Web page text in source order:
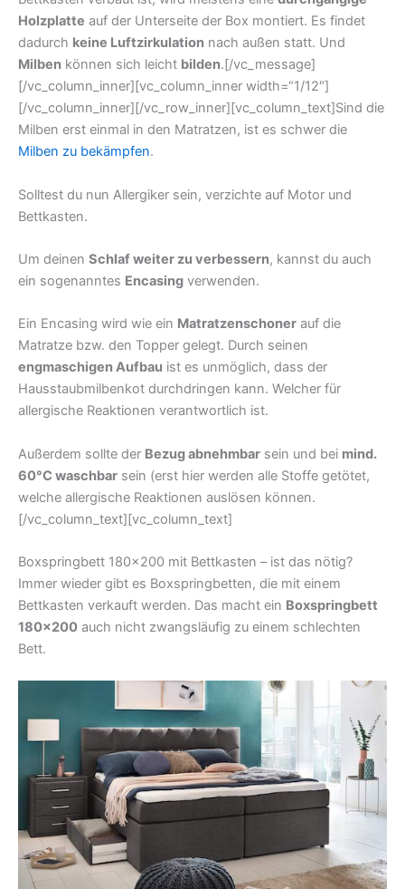
Holzplatte auf der Unterseite der Box montiert. Es findet
dadurch keine Luftzirkulation nach außen statt. Und
Milben können sich leicht bilden.[/vc_message]
[/vc_column_inner][vc_column_inner width=“1/12″]
[/vc_column_inner][/vc_row_inner][vc_column_text]Sind die
Milben erst einmal in den Matratzen, ist es schwer die
Milben zu bekämpfen.
Solltest du nun Allergiker sein, verzichte auf Motor und
Bettkasten.
Um deinen Schlaf weiter zu verbessern, kannst du auch
ein sogenanntes Encasing verwenden.
Ein Encasing wird wie ein Matratzenschoner auf die
Matratze bzw. den Topper gelegt. Durch seinen
engmaschigen Aufbau ist es unmöglich, dass der
Hausstaubmilbenkot durchdringen kann. Welcher für
allergische Reaktionen verantwortlich ist.
Außerdem sollte der Bezug abnehmbar sein und bei mind.
60°C waschbar sein (erst hier werden alle Stoffe getötet,
welche allergische Reaktionen auslösen können.
[/vc_column_text][vc_column_text]
Boxspringbett 180×200 mit Bettkasten – ist das nötig?
Immer wieder gibt es Boxspringbetten, die mit einem
Bettkasten verkauft werden. Das macht ein Boxspringbett
180×200 auch nicht zwangsläufig zu einem schlechten
Bett.